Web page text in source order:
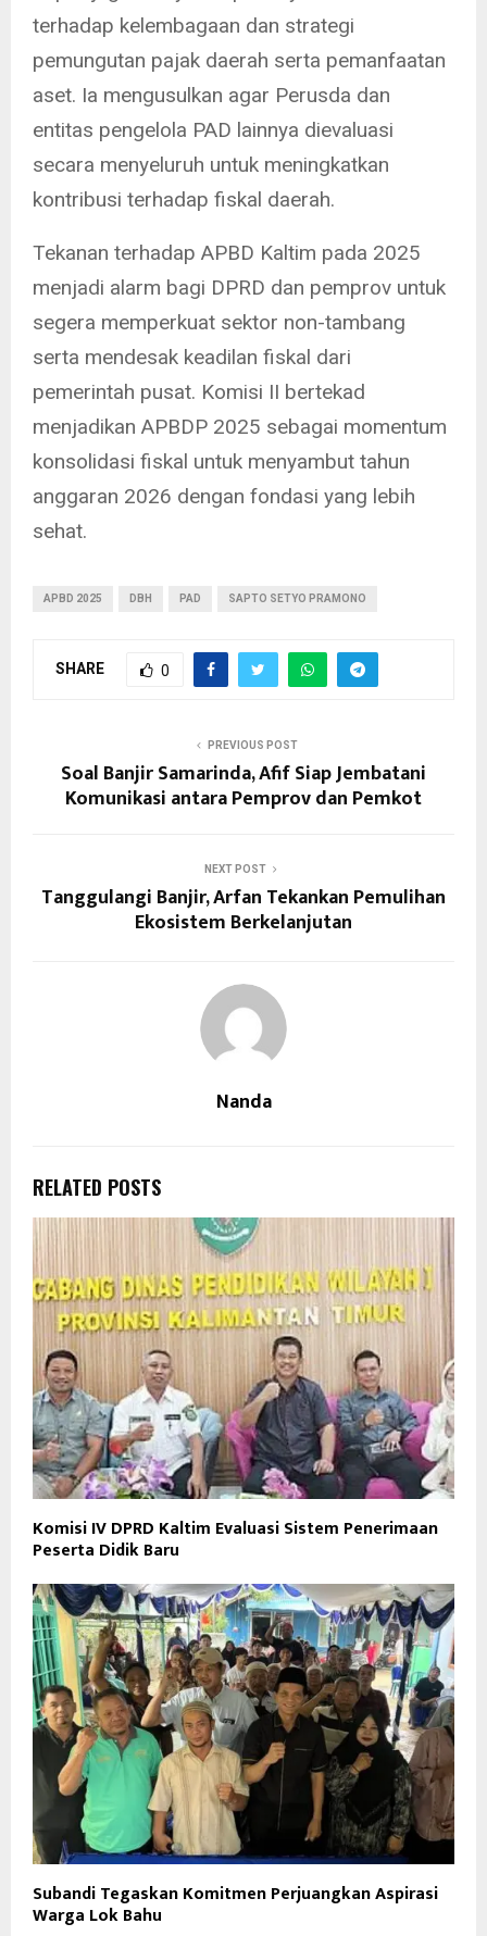
terhadap kelembagaan dan strategi
pemungutan pajak daerah serta pemanfaatan
aset. Ia mengusulkan agar Perusda dan
entitas pengelola PAD lainnya dievaluasi
secara menyeluruh untuk meningkatkan
kontribusi terhadap fiskal daerah.
Tekanan terhadap APBD Kaltim pada 2025
menjadi alarm bagi DPRD dan pemprov untuk
segera memperkuat sektor non-tambang
serta mendesak keadilan fiskal dari
pemerintah pusat. Komisi II bertekad
menjadikan APBDP 2025 sebagai momentum
konsolidasi fiskal untuk menyambut tahun
anggaran 2026 dengan fondasi yang lebih
sehat.
APBD 2025 DBH PAD SAPTO SETYO PRAMONO
SHARE 0
PREVIOUS POST
Soal Banjir Samarinda, Afif Siap Jembatani
Komunikasi antara Pemprov dan Pemkot
NEXT POST
Tanggulangi Banjir, Arfan Tekankan Pemulihan
Ekosistem Berkelanjutan
Nanda
RELATED POSTS
Komisi IV DPRD Kaltim Evaluasi Sistem Penerimaan
Peserta Didik Baru
Subandi Tegaskan Komitmen Perjuangkan Aspirasi
Warga Lok Bahu